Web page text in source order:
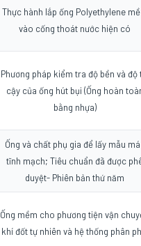
Thực hành lắp ống Polyethylene
vào cống thoát nước hiện có
Phương pháp kiểm tra độ bền và độ
cậy của ống hút bụi (Ống hoàn
bằng nhựa)
Ống và chất phụ gia để lấy mẫu
tĩnh mạch; Tiêu chuẩn đã được
duyệt- Phiên bản thứ năm
Ống mềm cho phương tiện vận
khí đốt tự nhiên và hệ thống phân